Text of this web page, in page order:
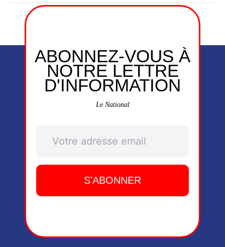
ABONNEZ-VOUS À
NOTRE LETTRE
D'INFORMATION
Le National